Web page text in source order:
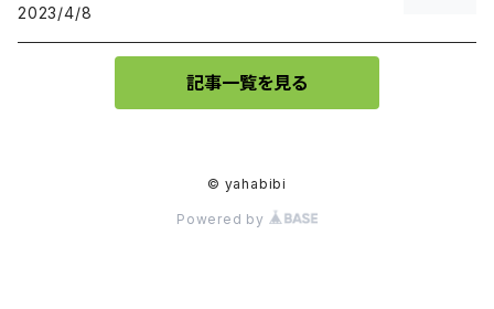
2023/4/8
記事一覧を見る
© yahabibi
Powered by